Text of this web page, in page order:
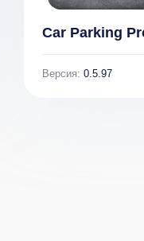
Car Parking
Версия: 0.5.97